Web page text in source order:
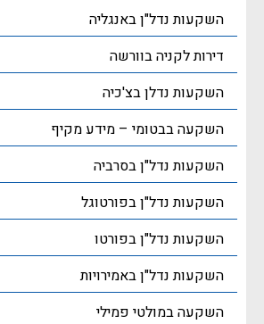
השקעות נדל"ן באנגליה
דירות לקניה בוורשה
השקעות נדלן בצ'כיה
השקעה בבטומי – מידע מקיף
השקעות נדל"ן בסרביה
השקעות נדל"ן בפורטוגל
השקעות נדל"ן בפורטו
השקעות נדל"ן באמירויות
השקעה במולטי פמילי